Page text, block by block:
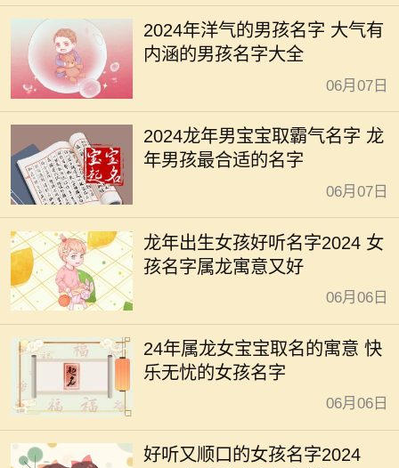
2024年洋气的男孩名字 大气有
内涵的男孩名字大全
06月07日
2024龙年男宝宝取霸气名字 龙
年男孩最合适的名字
06月07日
龙年出生女孩好听名字2024 女
孩名字属龙寓意又好
06月06日
24年属龙女宝宝取名的寓意 快
乐无忧的女孩名字
06月06日
好听又顺口的女孩名字2024